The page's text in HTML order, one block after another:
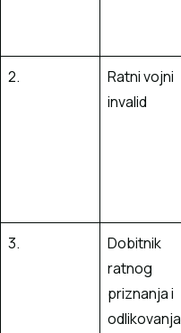
2.
Ratni vojni
invalid
3.
Dobitnik
ratnog
priznanja i
odlikovanja